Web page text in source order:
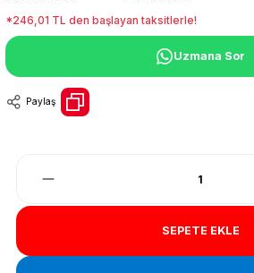
*246,01 TL den başlayan taksitlerle!
Uzmana Sor
Paylaş
SEPETE EKLE